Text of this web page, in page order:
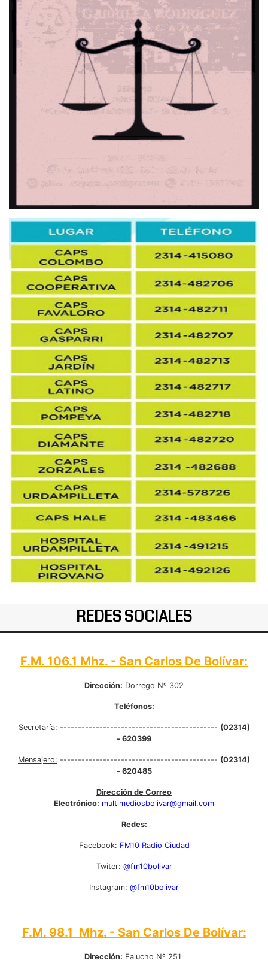
REDES SOCIALES
F.M. 106.1 Mhz. - San Carlos De Bolívar:
Dirección: Dorrego Nº 302
Teléfonos:
Secretaría: -------------------------------------------- (02314)
- 620399
Mensajero: -------------------------------------------- (02314)
- 620485
Dirección de Correo
Electrónico: multimediosbolivar@gmail.com
Redes:
Facebook: FM10 Radio Ciudad
Twiter: @fm10bolivar
Instagram: @fm10bolivar
F.M. 98.1 Mhz. - San Carlos De Bolívar:
Dirección: Falucho Nº 251